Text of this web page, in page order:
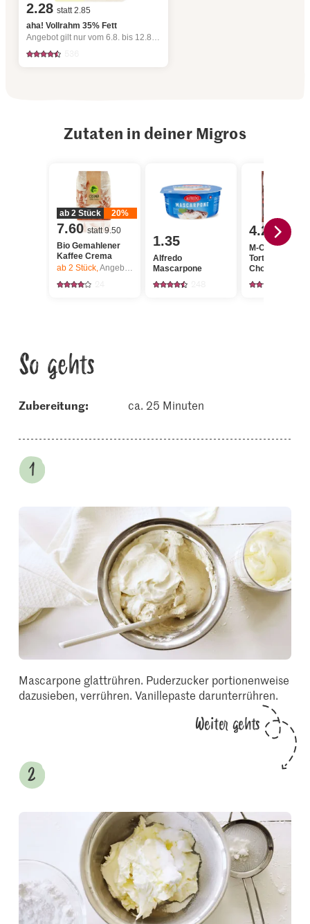
2.28 statt 2.85
aha! Vollrahm 35% Fett
Angebot gilt nur vom 6.8. bis 12.8.2026, solange Vorrat.
Zutaten in deiner Migros
ab 2 Stück 20%
7.60 statt 9.50
Bio Gemahlener
Kaffee Crema
ab 2 Stück,Angebot gilt nur vom 6.8. bis 12.8.2026, solange Vorrat.
1.35
Alfredo
Mascarpone
4.20
M-Classic
Tortenboden
Choco 2x
geschnitten
So gehts
Zubereitung: ca. 25 Minuten
Mascarpone glattrühren. Puderzucker portionenweise
dazusieben, verrühren. Vanillepaste darunterrühren.
Weiter gehts